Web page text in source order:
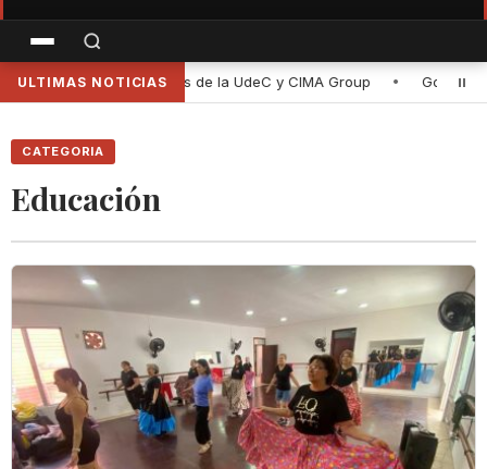
ULTIMAS NOTICIAS
Group • Gobernadora de Colima entrega rehabilitación de la
CATEGORIA
Educación